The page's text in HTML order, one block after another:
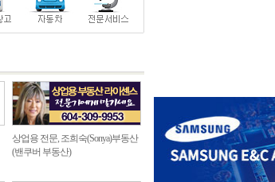
상업용 전문, 조희숙(Sonya)부동산
(밴쿠버 부동산)